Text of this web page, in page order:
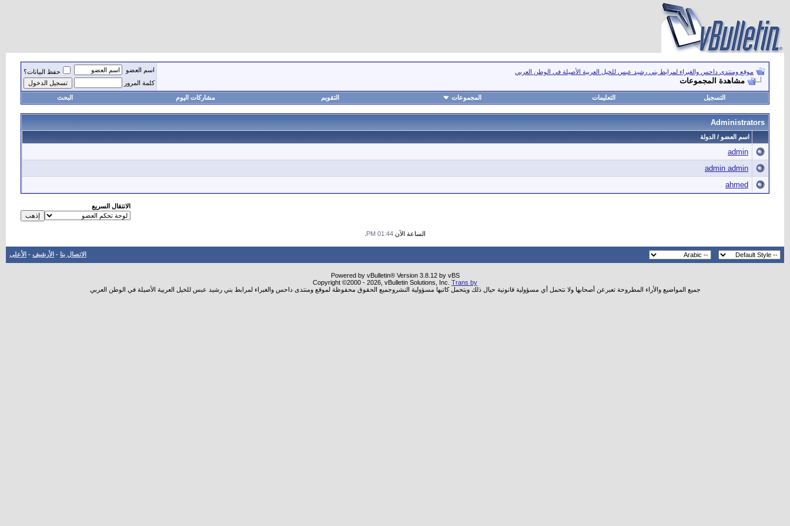
موقع ومنتدى داحس والغبراء لمرابط بني رشيد عبس للخيل العربية الأصيلة في الوطن العربي
مشاهدة المجموعات
اسم العضو
حفظ البيانات؟
كلمة المرور
التسجيل التعليمات المجموعات التقويم مشاركات اليوم البحث
Administrators
اسم العضو / الدولة
admin
admin admin
ahmed
الانتقال السريع
الساعة الآن 01:44 PM
الاتصال بنا - الأرشيف - الأعلى
Powered by vBulletin® Version 3.8.12 by vBS
Copyright ©2000 - 2026, vBulletin Solutions, Inc. Trans by
جميع المواضيع والأراء المطروحة تعبرعن أصحابها ولا نتحمل أي مسؤولية قانونية حيال ذلك ويتحمل كاتبها مسؤولية النشروجميع الحقوق محفوظة لموقع ومنتدى داحس والغبراء لمرابط بني رشيد عبس للخيل العربية الأصيلة في الوطن العربي